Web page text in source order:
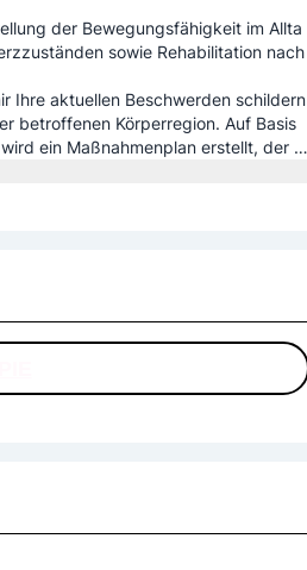
der Bewegungsfähigkeit im Allta
sowie Rehabilitation nach
Ihre aktuellen Beschwerden schildern
betroffenen Körperregion. Auf Basis
ein Maßnahmenplan erstellt, der s
Gelenken/usw. beinhaltet.